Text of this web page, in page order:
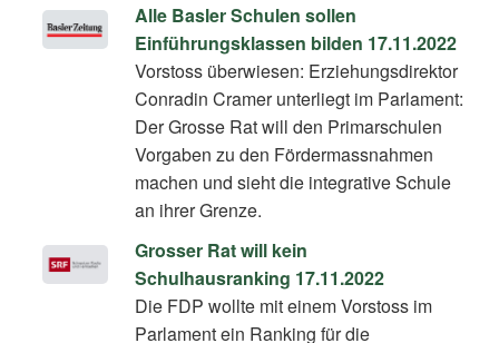
Alle Basler Schulen sollen
Einführungsklassen bilden 17.11.2022
Vorstoss überwiesen: Erziehungsdirektor
Conradin Cramer unterliegt im Parlament:
Der Grosse Rat will den Primarschulen
Vorgaben zu den Fördermassnahmen
machen und sieht die integrative Schule
an ihrer Grenze.
Grosser Rat will kein
Schulhausranking 17.11.2022
Die FDP wollte mit einem Vorstoss im
Parlament ein Ranking für die